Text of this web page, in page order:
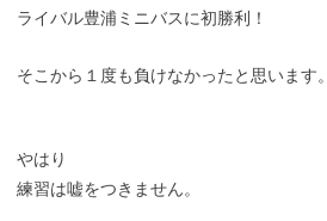
ライバル豊浦ミニバスに初勝利！
そこから１度も負けなかったと思います。
やはり
練習は嘘をつきません。